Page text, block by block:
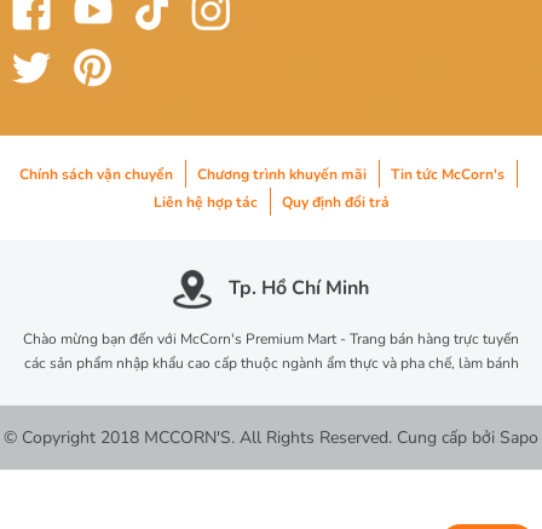
Chính sách vận chuyển Chương trình khuyến mãi
Tin tức McCorn's
Liên hệ hợp tác
Quy định đổi trả
Tp. Hồ Chí Minh
Chào mừng bạn đến với McCorn's Premium Mart - Trang bán hàng trực tuyến
các sản phẩm nhập khẩu cao cấp thuộc ngành ẩm thực và pha chế, làm bánh
© Copyright 2018 MCCORN'S. All Rights Reserved. Cung cấp bởi Sapo